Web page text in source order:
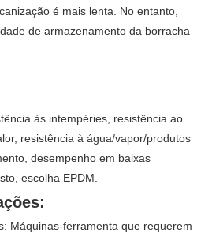
é mais lenta. No entanto,
de armazenamento da borracha
às intempéries, resistência ao
resistência à água/vapor/produtos
desempenho em baixas
escolha EPDM.
Máquinas-ferramenta que requerem